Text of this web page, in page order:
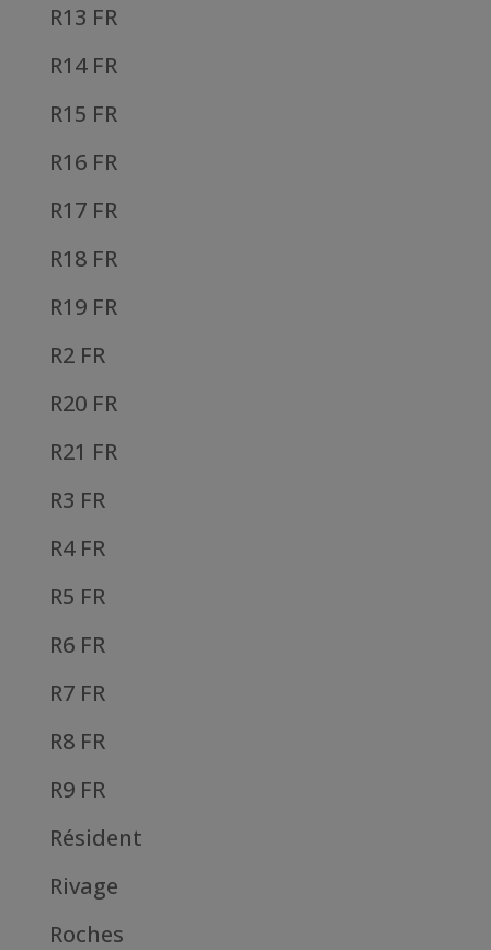
R13 FR
R14 FR
R15 FR
R16 FR
R17 FR
R18 FR
R19 FR
R2 FR
R20 FR
R21 FR
R3 FR
R4 FR
R5 FR
R6 FR
R7 FR
R8 FR
R9 FR
Résident
Rivage
Roches